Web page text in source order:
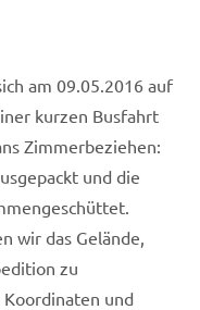
am 09.05.2016 auf
kurzen Busfahrt
Zimmerbeziehen:
und die
wir das Gelände,
zu
und